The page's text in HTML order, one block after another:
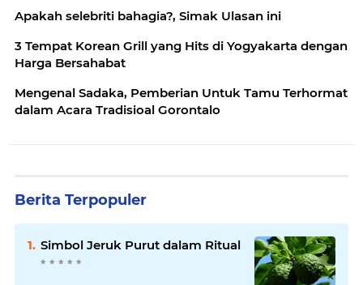
Apakah selebriti bahagia?, Simak Ulasan ini
3 Tempat Korean Grill yang Hits di Yogyakarta dengan
Harga Bersahabat
Mengenal Sadaka, Pemberian Untuk Tamu Terhormat
dalam Acara Tradisioal Gorontalo
Berita Terpopuler
Simbol Jeruk Purut dalam Ritual